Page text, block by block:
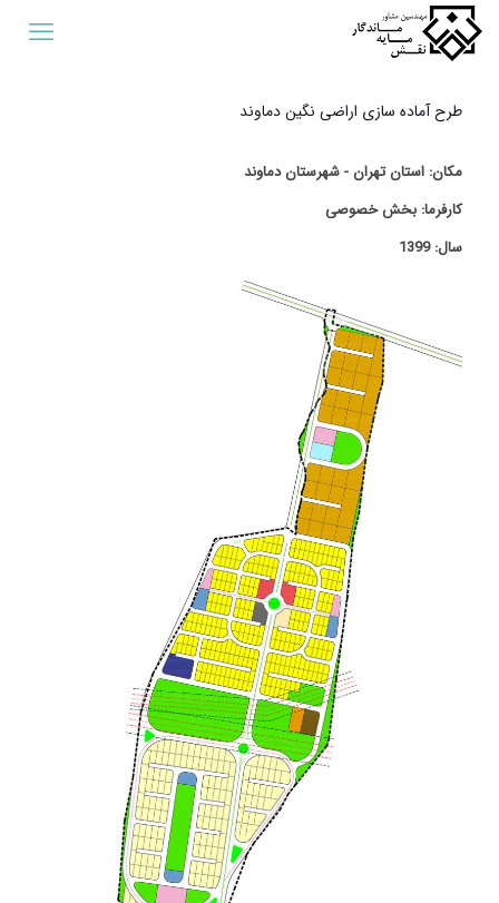
طرح آماده سازی اراضی نگین دماوند
مکان: استان تهران - شهرستان دماوند
کارفرما: بخش خصوصی
سال: 1399